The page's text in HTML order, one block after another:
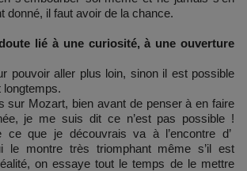
donné, il faut avoir de la chance.
lié à une curiosité, à une ouverture
pouvoir aller plus loin, sinon il est possible
longtemps.
sur Mozart, bien avant de penser à en faire
je me suis dit ce n’est pas possible !
ce que je découvrais va à l’encontre d’
le montre très triomphant même s’il est
on essaye tout le temps de le mettre